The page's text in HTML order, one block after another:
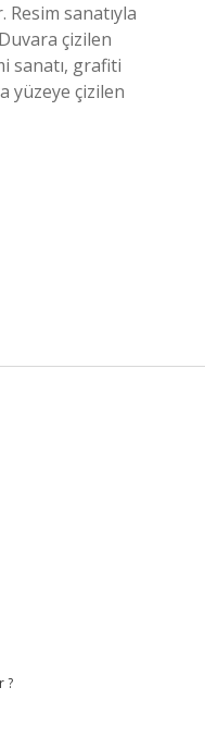
sanatıyla
çizilen
sanatı, grafiti
yüzeye çizilen
?